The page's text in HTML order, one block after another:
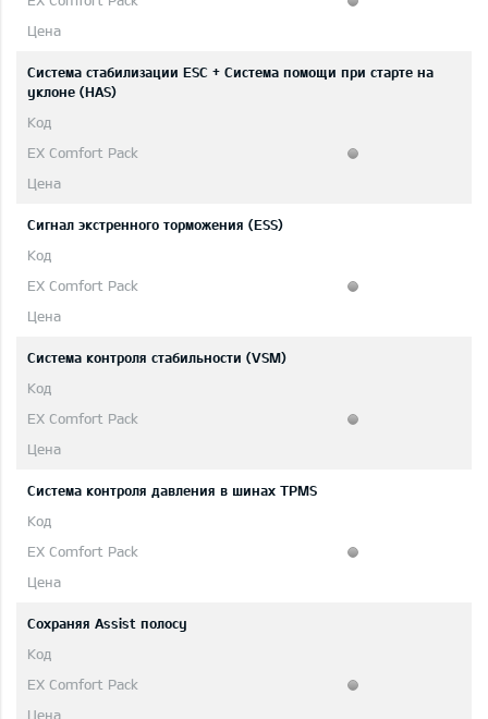
Система стабилизации ESC + Система помощи при старте на
уклоне (HAS)
Сигнал экстренного торможения (ESS)
Система контроля стабильности (VSM)
Система контроля давления в шинах TPMS
Сохраняя Assist полосу